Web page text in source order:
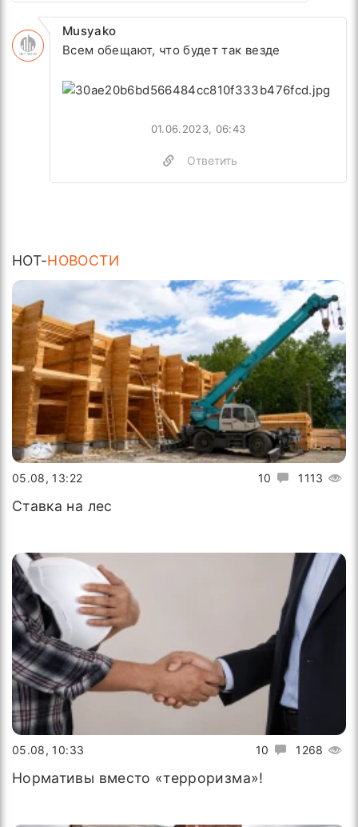
Musyako
Всем обещают, что будет так везде
01.06.2023, 06:43
Ответить
HOT-НОВОСТИ
10 1113
05.08, 13:22
Ставка на лес
10 1268
05.08, 10:33
Нормативы вместо «терроризма»!